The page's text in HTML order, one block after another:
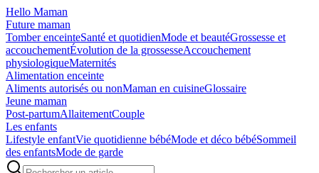
Hello Maman
Future maman
Tomber enceinteSanté et quotidienMode et beautéGrossesse et
accouchementÉvolution de la grossesseAccouchement
physiologiqueMaternités
Alimentation enceinte
Aliments autorisés ou nonMaman en cuisineGlossaire
Jeune maman
Post-partumAllaitementCouple
Les enfants
Lifestyle enfantVie quotidienne bébéMode et déco bébéSommeil
des enfantsMode de garde